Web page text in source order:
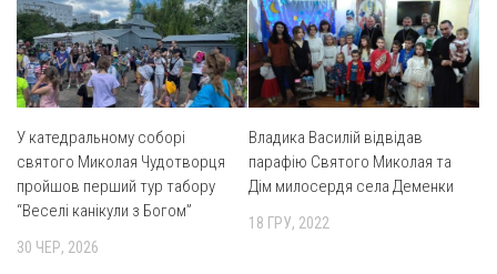
У катедральному соборі
святого Миколая Чудотворця
пройшов перший тур табору
“Веселі канікули з Богом”
30 ЧЕР, 2026
Владика Василій відвідав
парафію Святого Миколая та
Дім милосердя села Деменки
18 ГРУ, 2022